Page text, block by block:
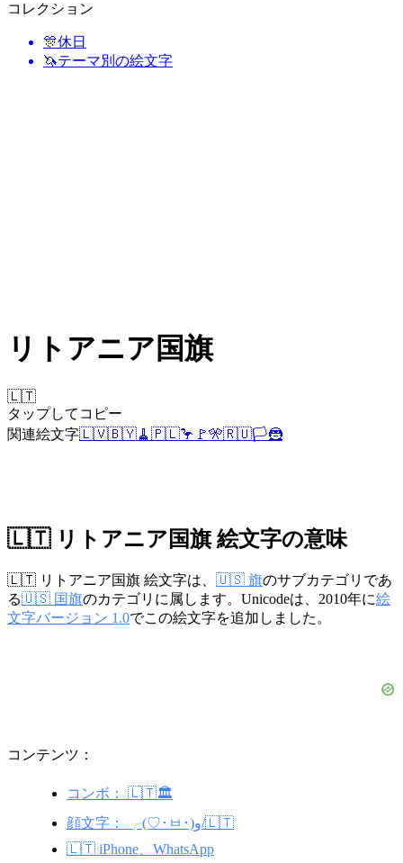
コレクション
🎊休日
🦄テーマ別の絵文字
リトアニア国旗
🇱🇹
タップしてコピー
関連絵文字🇱🇻🇧🇾🧹 🇵🇱🦩 🚩🎌🇷🇺🏳️🦹
🇱🇹 リトアニア国旗 絵文字の意味
🇱🇹 リトアニア国旗 絵文字は、 🇺🇸 旗のサブカテゴリであ
る🇺🇸 国旗のカテゴリに属します。Unicodeは、2010年に絵
文字バージョン 1.0でこの絵文字を追加しました。
コンテンツ：
コンボ： 🇱🇹🏛️
顔文字： ╭(♡･ㅂ･)و/🇱🇹
🇱🇹 iPhone、WhatsApp